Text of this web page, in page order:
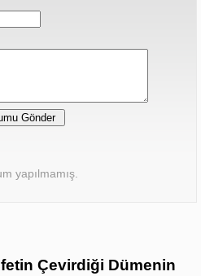
yapılmamış.
Çevirdiği Dümenin